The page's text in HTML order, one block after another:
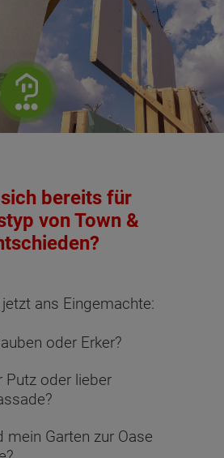
bereits für
von Town &
ans Eingemachte:
oder Erker?
Putz oder lieber
mein Garten zur Oase